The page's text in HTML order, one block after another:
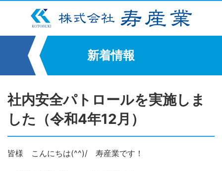
新着情報
社内安全パトロールを実施しま
した（令和4年12月）
皆様 こんにちは(^^)/ 寿産業です！